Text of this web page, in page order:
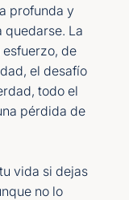
profunda y
quedarse. La
de
el desafío
todo el
pérdida de
vida si dejas
no lo